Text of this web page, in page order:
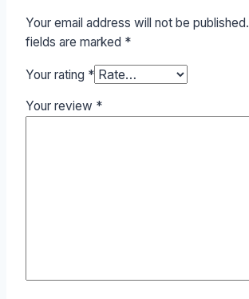
Your email address will not be published.
fields are marked *
Your rating *
Your review *